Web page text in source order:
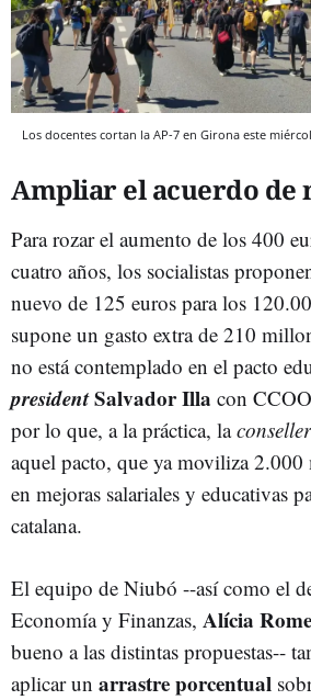
Los docentes cortan la AP-7 en Girona este
Ampliar el acuerdo de
Para rozar el aumento de los 400
cuatro años, los socialistas
nuevo de 125 euros para los
supone un gasto extra de 210
no está contemplado en el pacto
presidentSalvador Illa con
por lo que, a la práctica, la
aquel pacto, que ya moviliza 2.000
en mejoras salariales y educativas
catalana.
El equipo de Niubó --así como el
Economía y Finanzas, Alícia
bueno a las distintas propuestas--
aplicar un arrastre porcentual